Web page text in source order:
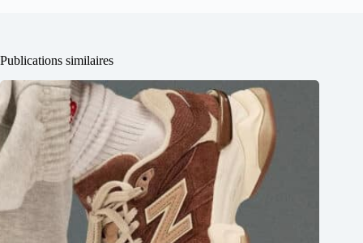
Publications similaires